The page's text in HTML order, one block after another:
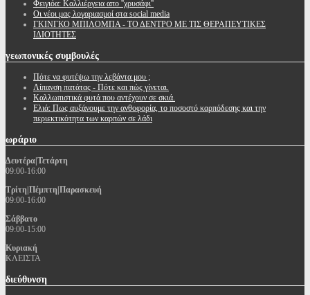
Φειγιόα: Καλλιέργεια απο ''χρυσάφι''
Oι νέοι μας λογαριασμοί στα social media
ΓΚΙΝΓΚΟ ΜΠΙΛΟΜΠΑ - ΤΟ ΔΕΝΤΡΟ ΜΕ ΤΙΣ ΘΕΡΑΠΕΥΤΙΚΕΣ
ΙΔΙΟΤΗΤΕΣ
γεωπονικές συμβουλές
Πότε να φυτέψω την λεβάντα μου ;
Λίπανση πατάτας - Πότε και πώς γίνεται.
Καλλωπιστικά φυτά που αντέχουν σε σκιά.
Ελιά: Πως αυξάνουμε την ανθοφορία, το ποσοστό καρπόδεσης και την
περιεκτικότητα των καρπών σε λάδι
ωράριο
Δευτέρα|Τετάρτη
09:00-16:00
Τρίτη|Πέμπτη|Παρασκευή
09:00-16:00
Σάββατο
09:00-15:00
Κυριακή
ΚΛΕΙΣΤΑ
διεύθυνση